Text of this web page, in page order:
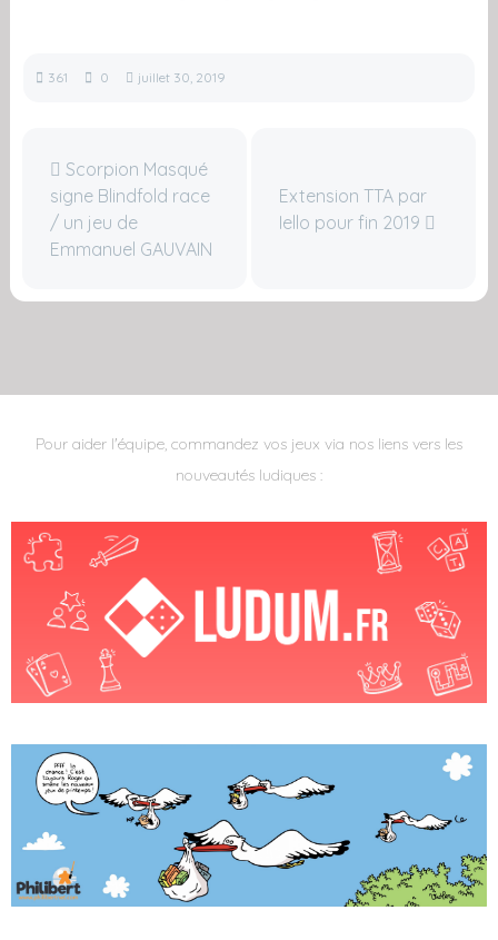
361 0 juillet 30, 2019
Scorpion Masqué
signe Blindfold race
/ un jeu de
Emmanuel GAUVAIN
Extension TTA par
Iello pour fin 2019
Pour aider l'équipe, commandez vos jeux via nos liens vers les
nouveautés ludiques :